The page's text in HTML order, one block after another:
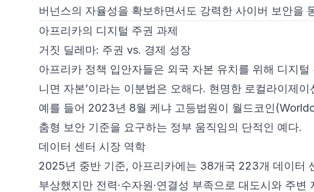
버넌스의 자율성을 확보하면서도 강력한 사이버 보안을
아프리카의 디지털 주권 과제
거짓 딜레마: 주권 vs. 경제 성장
아프리카 정책 입안자들은 외국 자본 유치를 위해 디지
니면 자본’이라는 이분법은 오해다. 현명한 로컬라이제
예를 들어 2023년 8월 케냐 고등법원이 월드코인
춤형 보안 기준을 요구하는 정부 움직임의 단적인 예다.
데이터 센터 시장 역학
2025년 중반 기준, 아프리카에는 38개국 223개 데이터
부상했지만 전력·수자원·연결성 부족으로 대도시와 주